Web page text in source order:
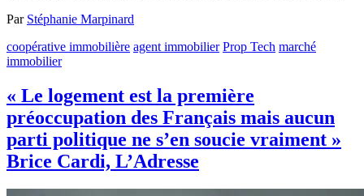
Par Stéphanie Marpinard
coopérative immobilière agent immobilier Prop Tech marché
immobilier
« Le logement est la première
préoccupation des Français mais aucun
parti politique ne s’en soucie vraiment »
Brice Cardi, L’Adresse